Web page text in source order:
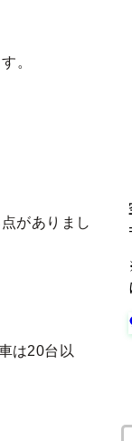
。
がありまし
は20台以